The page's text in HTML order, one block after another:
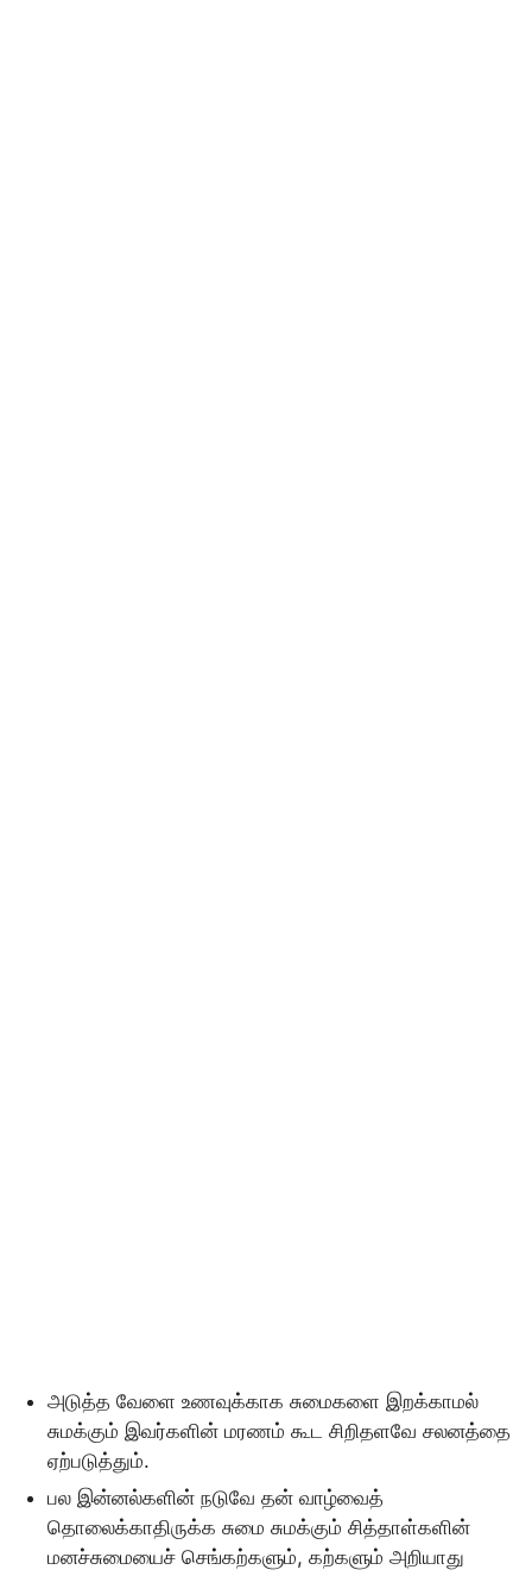
அடுத்த வேளை உணவுக்காக சுமைகளை இறக்காமல்
சுமக்கும் இவர்களின் மரணம் கூட சிறிதளவே சலனத்தை
ஏற்படுத்தும்.
பல இன்னல்களின் நடுவே தன் வாழ்வைத்
தொலைக்காதிருக்க சுமை சுமக்கும் சித்தாள்களின்
மனச்சுமையைச் செங்கற்களும், கற்களும் அறியாது